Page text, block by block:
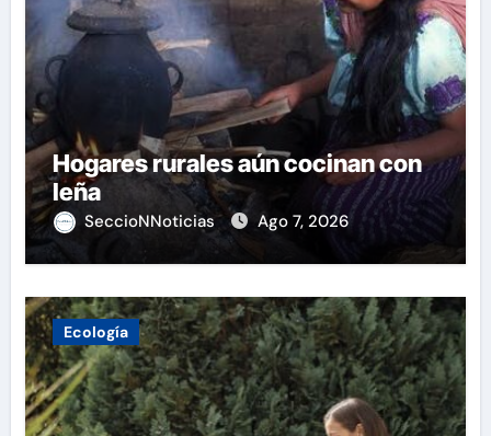
Hogares rurales aún cocinan con
leña
SeccioNNoticias Ago 7, 2026
Ecología